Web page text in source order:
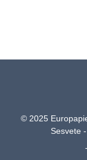
© 2025
Sesvete